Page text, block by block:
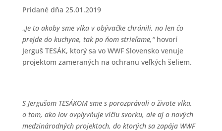
Pridané dňa 25.01.2019
„Je to akoby sme vlka v obývačke chránili, no len čo
prejde do kuchyne, tak po ňom strieľame,“hovorí
Jerguš TESÁK, ktorý sa vo WWF Slovensko venuje
projektom zameraných na ochranu veľkých šeliem.
S Jergušom TESÁKOM sme s porozprávali o živote vlka,
o tom, ako lov ovplyvňuje vlčiu svorku, ale aj o nových
medzinárodných projektoch, do ktorých sa zapája WWF